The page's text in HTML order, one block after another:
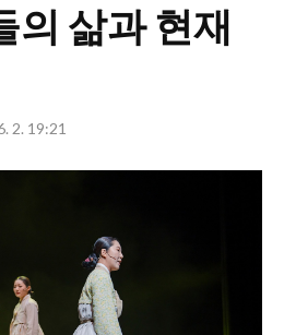
의 삶과 현재
2. 19:21